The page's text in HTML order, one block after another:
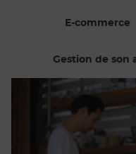
E-commerce
Gestion de son